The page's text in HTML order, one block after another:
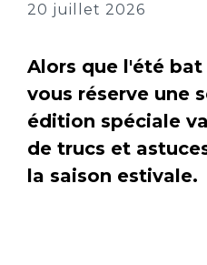
20 juillet 2026
Alors que l'été
vous réserve une
édition spéciale
de trucs et
la saison estivale.